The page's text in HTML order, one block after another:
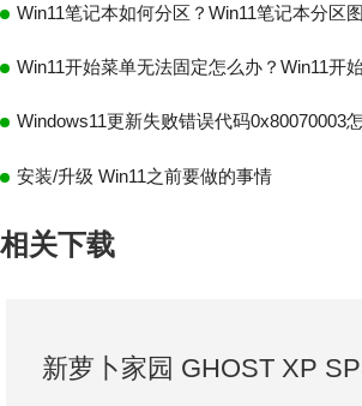
Windows11更新失败错误代码0x80070003
安装/升级 Win11之前要做的事情
相关下载
新萝卜家园 GHOST XP